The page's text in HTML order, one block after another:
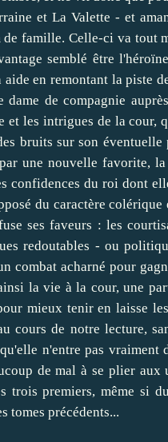
et La Valette - et
famille. Celle-ci va tout
semblé être
en remontant la piste
de compagnie
et les intrigues de la cour,
bruits sur son
une nouvelle favorite, la
confidences du roi dont
du caractère
ses faveurs : les
redoutables - ou
combat acharné pour
la vie à la cour, une
mieux tenir en laisse
cours de notre lecture,
n'entre pas vraiment
de mal à se plier aux
trois premiers, même si
tomes précédents...